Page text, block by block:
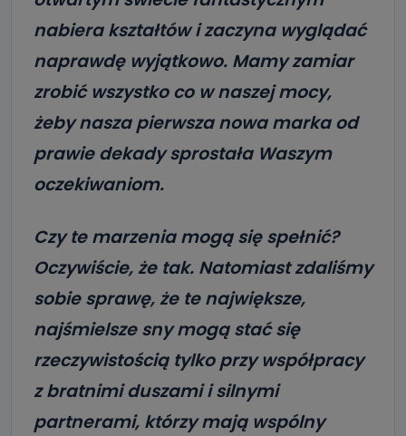
nabiera kształtów i zaczyna wyglądać
naprawdę wyjątkowo. Mamy zamiar
zrobić wszystko co w naszej mocy,
żeby nasza pierwsza nowa marka od
prawie dekady sprostała Waszym
oczekiwaniom.
Czy te marzenia mogą się spełnić?
Oczywiście, że tak. Natomiast zdaliśmy
sobie sprawę, że te największe,
najśmielsze sny mogą stać się
rzeczywistością tylko przy współpracy
z bratnimi duszami i silnymi
partnerami, którzy mają wspólny